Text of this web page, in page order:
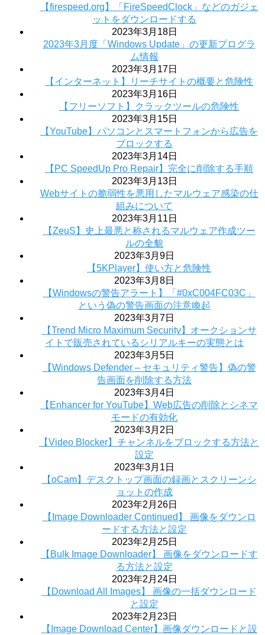
【firespeed.org】「FireSpeedClock」などのガジェ
ットをダウンロードする
2023年3月18日
2023年3月度「Windows Update」の更新プログラ
ム情報
2023年3月17日
【インターネット】リーチサイトの概要と危険性
2023年3月16日
【フリーソフト】クラックツールの危険性
2023年3月15日
【YouTube】パソコンとスマートフォンから広告を
ブロックする
2023年3月14日
【PC SpeedUp Pro Repair】完全に削除する手順
2023年3月13日
Webサイトの脆弱性を悪用したマルウェア感染の仕
組みについて
2023年3月11日
【ZeuS】史上最悪と称されるマルウェア作成ツー
ルの全貌
2023年3月9日
【5KPlayer】使い方と危険性
2023年3月8日
【Windowsの警告アラート】「#0xC004FC03C」
という偽の警告画面の注意喚起
2023年3月7日
【Trend Micro Maximum Security】オークションサ
イトで販売されているシリアルキーの実態とは
2023年3月5日
【Windows Defender – セキュリティ警告】偽の警
告画面を削除する方法
2023年3月4日
【Enhancer for YouTube】Web広告の削除とシネマ
モードの有効化
2023年3月2日
【Video Blocker】チャンネルをブロックする方法と
設定
2023年3月1日
【oCam】デスクトップ画面の録画とスクリーンシ
ョットの作成
2023年2月26日
【Image Downloader Continued】 画像をダウンロ
ードする方法と設定
2023年2月25日
【Bulk Image Downloader】 画像をダウンロードす
る方法と設定
2023年2月24日
【Download All Images】 画像の一括ダウンロード
と設定
2023年2月23日
【Image Download Center】画像ダウンロードと設